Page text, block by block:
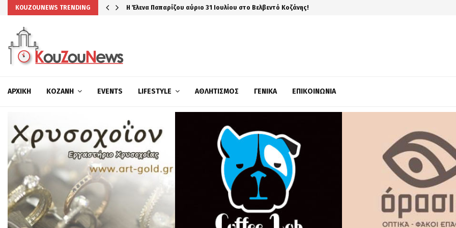
KOUZOUNEWS TRENDING Η Έλενα Παπαρίζου αύριο 31 Ιουλίου στο Βελβεντό Κοζάνης!
ΑΡΧΙΚΉ ΚΟΖΆΝΗ EVENTS LIFESTYLE ΑΘΛΗΤΙΣΜΌΣ ΓΕΝΙΚΆ ΕΠΙΚΟΙΝΩΝΊΑ